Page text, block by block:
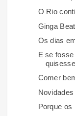
O Rio
Ginga
Os dias
E se
Comer
Porque os